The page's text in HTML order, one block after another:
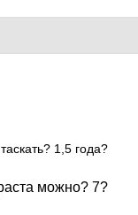
1,5 года?
можно? 7?